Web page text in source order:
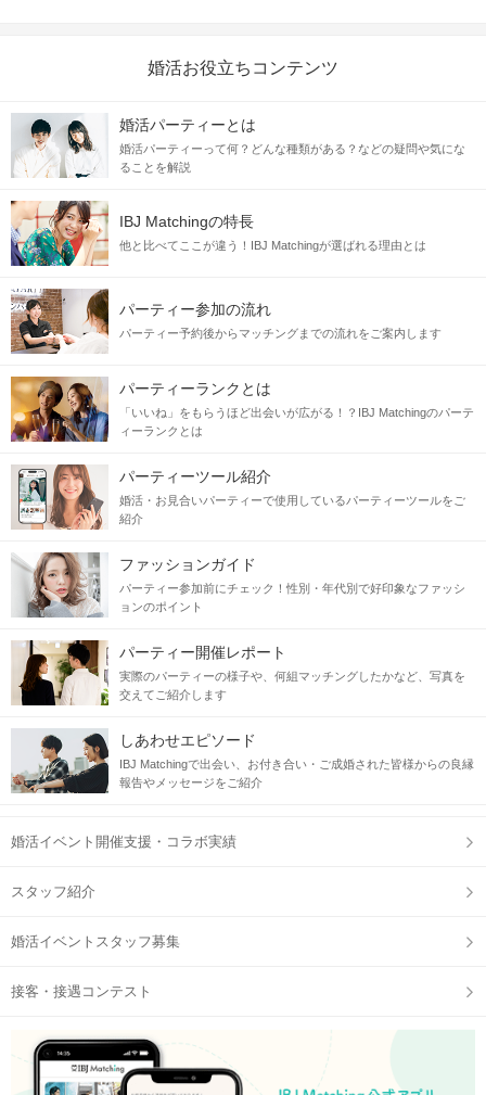
婚活お役立ちコンテンツ
婚活パーティーとは
婚活パーティーって何？どんな種類がある？などの疑問や気にな
ることを解説
IBJ Matchingの特長
他と比べてここが違う！IBJ Matchingが選ばれる理由とは
パーティー参加の流れ
パーティー予約後からマッチングまでの流れをご案内します
パーティーランクとは
「いいね」をもらうほど出会いが広がる！？IBJ Matchingのパーテ
ィーランクとは
パーティーツール紹介
婚活・お見合いパーティーで使用しているパーティーツールをご
紹介
ファッションガイド
パーティー参加前にチェック！性別・年代別で好印象なファッシ
ョンのポイント
パーティー開催レポート
実際のパーティーの様子や、何組マッチングしたかなど、写真を
交えてご紹介します
しあわせエピソード
IBJ Matchingで出会い、お付き合い・ご成婚された皆様からの良縁
報告やメッセージをご紹介
婚活イベント開催支援・コラボ実績
スタッフ紹介
婚活イベントスタッフ募集
接客・接遇コンテスト